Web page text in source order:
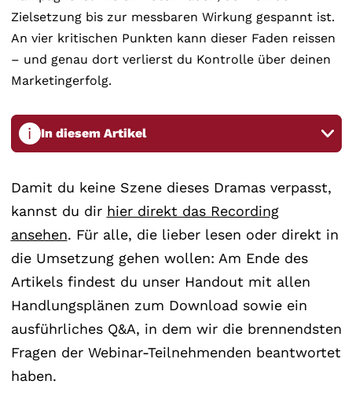
Zielsetzung bis zur messbaren Wirkung gespannt ist.
An vier kritischen Punkten kann dieser Faden reissen
– und genau dort verlierst du Kontrolle über deinen
Marketingerfolg.
i In diesem Artikel
Damit du keine Szene dieses Dramas verpasst,
kannst du dir hier direkt das Recording
ansehen. Für alle, die lieber lesen oder direkt in
die Umsetzung gehen wollen: Am Ende des
Artikels findest du unser Handout mit allen
Handlungsplänen zum Download sowie ein
ausführliches Q&A, in dem wir die brennendsten
Fragen der Webinar-Teilnehmenden beantwortet
haben.